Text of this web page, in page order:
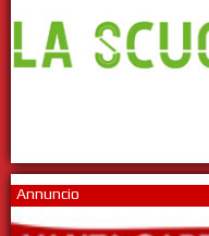
Annuncio